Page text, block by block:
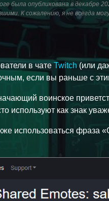
была опубликована в декабре
К сожалению, я не всегда
в чатеTwitch (или
если вы раньше с
воинское
используют как знак
использоваться фраза